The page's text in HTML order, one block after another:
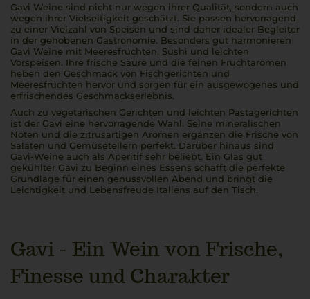
Gavi Weine sind nicht nur wegen ihrer Qualität, sondern auch
wegen ihrer Vielseitigkeit geschätzt. Sie passen hervorragend
zu einer Vielzahl von Speisen und sind daher idealer Begleiter
in der gehobenen Gastronomie. Besonders gut harmonieren
Gavi Weine mit Meeresfrüchten, Sushi und leichten
Vorspeisen. Ihre frische Säure und die feinen Fruchtaromen
heben den Geschmack von Fischgerichten und
Meeresfrüchten hervor und sorgen für ein ausgewogenes und
erfrischendes Geschmackserlebnis.
Auch zu vegetarischen Gerichten und leichten Pastagerichten
ist der Gavi eine hervorragende Wahl. Seine mineralischen
Noten und die zitrusartigen Aromen ergänzen die Frische von
Salaten und Gemüsetellern perfekt. Darüber hinaus sind
Gavi-Weine auch als Aperitif sehr beliebt. Ein Glas gut
gekühlter Gavi zu Beginn eines Essens schafft die perfekte
Grundlage für einen genussvollen Abend und bringt die
Leichtigkeit und Lebensfreude Italiens auf den Tisch.
Gavi - Ein Wein von Frische,
Finesse und Charakter